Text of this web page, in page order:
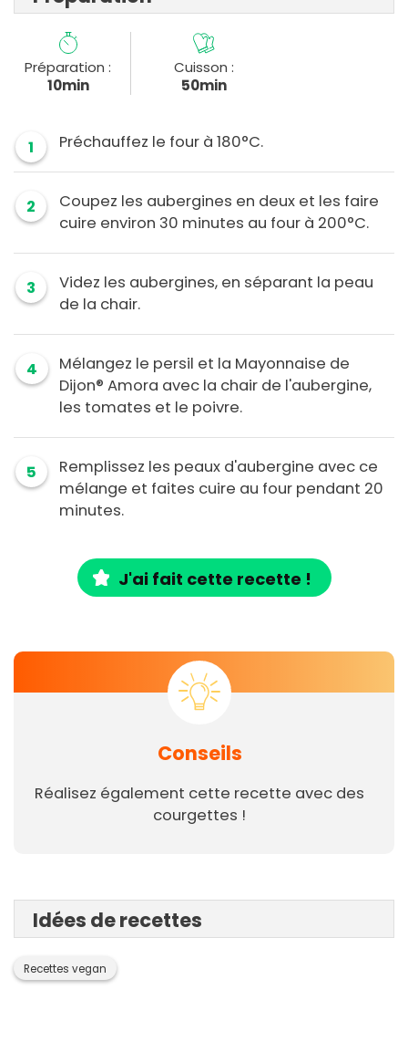
Préparation :
10min
Cuisson :
50min
1 Préchauffez le four à 180°C.
2
Coupez les aubergines en deux et les faire
cuire environ 30 minutes au four à 200°C.
3
Videz les aubergines, en séparant la peau
de la chair.
4
Mélangez le persil et la Mayonnaise de
Dijon® Amora avec la chair de l'aubergine,
les tomates et le poivre.
5
Remplissez les peaux d'aubergine avec ce
mélange et faites cuire au four pendant 20
minutes.
J'ai fait cette recette !
Conseils
Réalisez également cette recette avec des
courgettes !
Idées de recettes
Recettes vegan